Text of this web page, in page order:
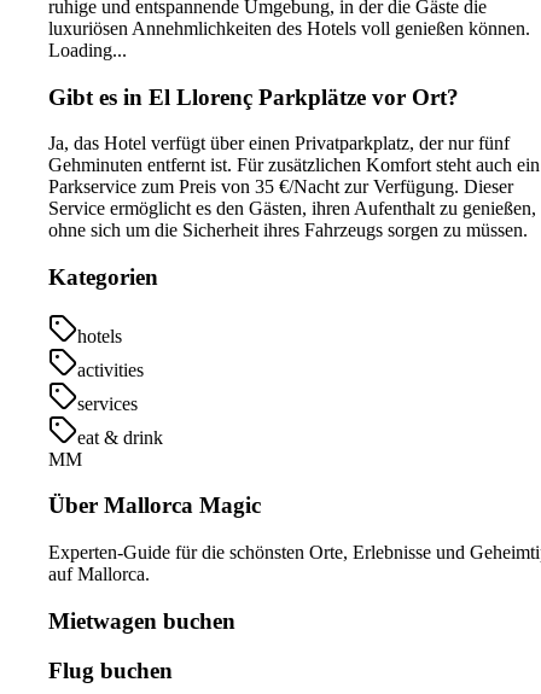
ruhige und entspannende Umgebung, in der die Gäste die
luxuriösen Annehmlichkeiten des Hotels voll genießen können.
Loading...
Gibt es in El Llorenç Parkplätze vor Ort?
Ja, das Hotel verfügt über einen Privatparkplatz, der nur fünf
Gehminuten entfernt ist. Für zusätzlichen Komfort steht auch ein
Parkservice zum Preis von 35 €/Nacht zur Verfügung. Dieser
Service ermöglicht es den Gästen, ihren Aufenthalt zu genießen,
ohne sich um die Sicherheit ihres Fahrzeugs sorgen zu müssen.
Kategorien
hotels
activities
services
eat & drink
MM
Über Mallorca Magic
Experten-Guide für die schönsten Orte, Erlebnisse und
auf Mallorca.
Mietwagen buchen
Flug buchen